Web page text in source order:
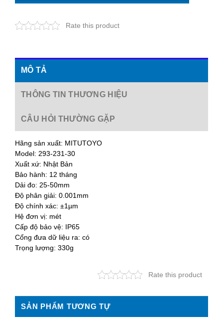
Rate this product
MÔ TẢ
THÔNG TIN THƯƠNG HIỆU
CÂU HỎI THƯỜNG GẶP
Hãng sản xuất: MITUTOYO
Model: 293-231-30
Xuất xứ: Nhật Bản
Bảo hành: 12 tháng
Dải đo: 25-50mm
Độ phân giải: 0.001mm
Độ chính xác: ±1µm
Hệ đơn vị: mét
Cấp độ bảo vệ: IP65
Cổng đưa dữ liệu ra: có
Trọng lượng: 330g
Rate this product
SẢN PHẨM TƯƠNG TỰ